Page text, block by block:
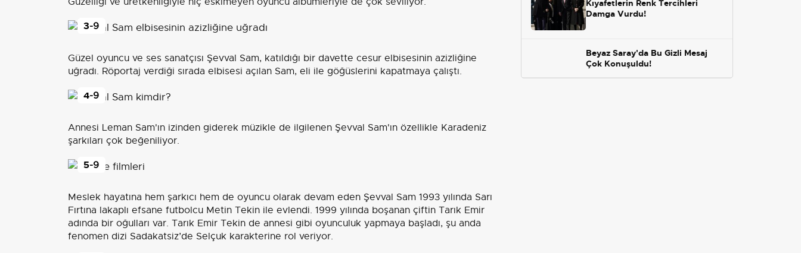
Güzel oyuncu ve ses sanatçısı Şevval Sam, katıldığı bir davette cesur elbisesinin azizliğine
uğradı. Röportaj verdiği sırada elbisesi açılan Sam, eli ile göğüslerini kapatmaya çalıştı.
3-9
Annesi Leman Sam'ın izinden giderek müzikle de ilgilenen Şevval Sam'ın özellikle Karadeniz
şarkıları çok beğeniliyor.
4-9
Meslek hayatına hem şarkıcı hem de oyuncu olarak devam eden Şevval Sam 1993 yılında Sarı
Fırtına lakaplı efsane futbolcu Metin Tekin ile evlendi. 1999 yılında boşanan çiftin Tarık Emir
adında bir oğulları var. Tarık Emir Tekin de annesi gibi oyunculuk yapmaya başladı, şu anda
fenomen dizi Sadakatsiz’de Selçuk karakterine rol veriyor.
5-9
Kıyafetlerin Renk Tercihleri
Damga Vurdu!
Beyaz Saray'da Bu Gizli Mesaj
Çok Konuşuldu!